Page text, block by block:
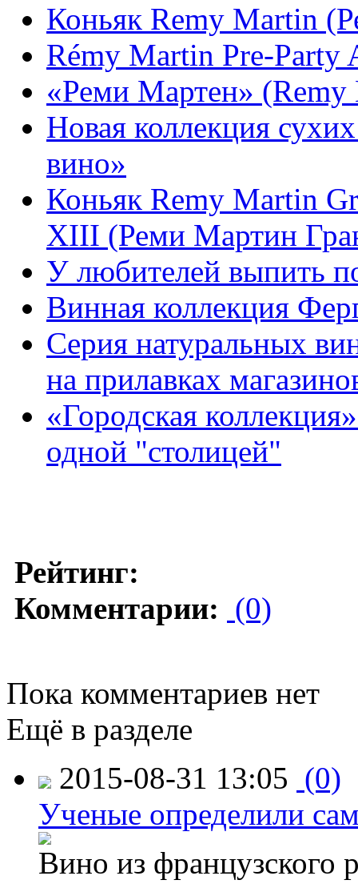
Коньяк Remy Martin
Rémy Martin Pre-Party
«Реми Мартен»
Новая коллекция
вино»
Коньяк Remy Martin
XIII (Реми Мартин
У любителей выпить
Винная коллекция
Серия натуральных
на прилавках
«Городская
одной "столицей"
Рейтинг:
Комментарии: (0)
Пока комментариев нет
Ещё в разделе
2015-08-31 13:05 (0)
Ученые определили
Вино из французского